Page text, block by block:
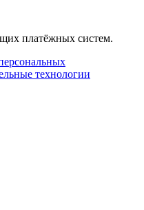
платёжных систем.
технологии